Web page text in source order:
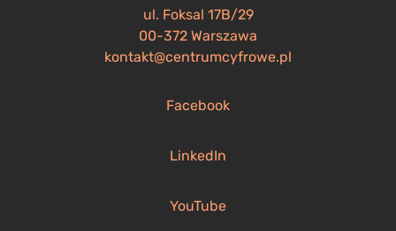
ul. Foksal 17B/29
00-372 Warszawa
kontakt@centrumcyfrowe.pl
Facebook
LinkedIn
YouTube